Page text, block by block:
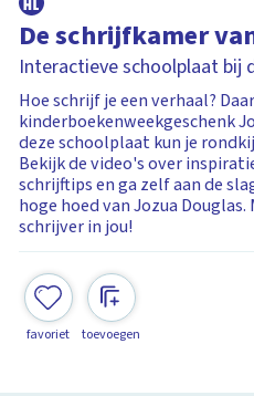
De schrijfkamer
Interactieve schoolplaat bij
Hoe schrijf je een verhaal?
kinderboekenweekgeschenk
deze schoolplaat kun je
Bekijk de video's over
schrijftips en ga zelf aan de
hoge hoed van Jozua
schrijver in jou!
favoriet toevoegen